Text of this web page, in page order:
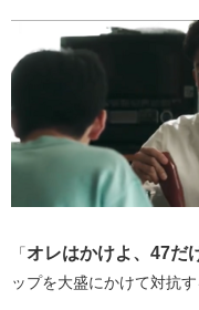
「オレはかけよ、47だ
ップを大盛にかけて対抗